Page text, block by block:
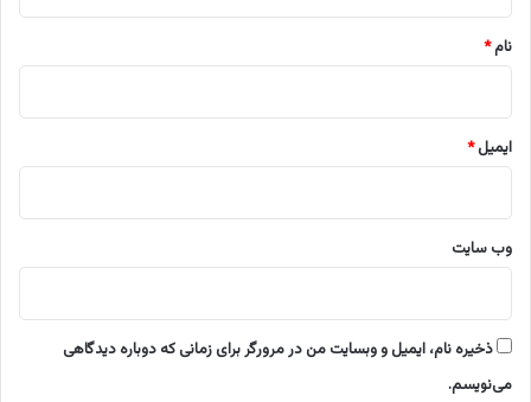
نام*
ایمیل*
وب‌ سایت
ذخیره نام، ایمیل و وبسایت من در مرورگر برای زمانی که دوباره دیدگاهی
می‌نویسم.